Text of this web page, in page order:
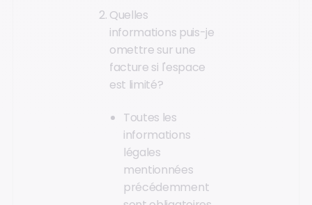
Quelles
informations puis-je
omettre sur une
facture si l'espace
est limité?
Toutes les
informations
légales
mentionnées
précédemment